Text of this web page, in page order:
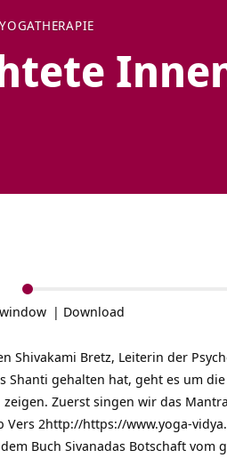
YOGATHERAPIE
| Download
Shivakami Bretz, Leiterin der
Shanti gehalten hat, geht es um
Zuerst singen wir das
Vers 2http://https://www.yoga-
Buch Sivanadas Botschaft vom